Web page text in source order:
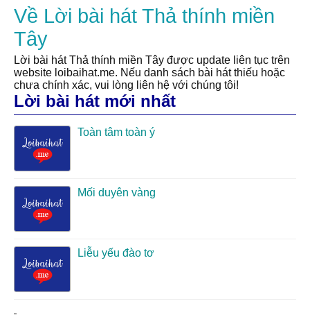
Về Lời bài hát Thả thính miền
Tây
Lời bài hát Thả thính miền Tây được update liên tục trên
website loibaihat.me. Nếu danh sách bài hát thiếu hoặc
chưa chính xác, vui lòng liên hệ với chúng tôi!
Lời bài hát mới nhất
Toàn tâm toàn ý
Mối duyên vàng
Liễu yếu đào tơ